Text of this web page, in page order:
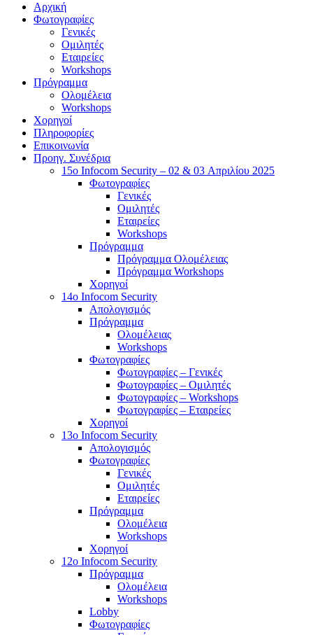
Αρχική
Φωτογραφίες
Γενικές
Ομιλητές
Εταιρείες
Workshops
Πρόγραμμα
Ολομέλεια
Workshops
Χορηγοί
Πληροφορίες
Επικοινωνία
Προηγ. Συνέδρια
15o Infocom Security – 02 & 03 Απριλίου 2025
Φωτογραφίες
Γενικές
Ομιλητές
Εταιρείες
Workshops
Πρόγραμμα
Πρόγραμμα Ολομέλειας
Πρόγραμμα Workshops
Χορηγοί
14o Infocom Security
Απολογισμός
Πρόγραμμα
Ολομέλειας
Workshops
Φωτογραφίες
Φωτογραφίες – Γενικές
Φωτογραφίες – Ομιλητές
Φωτογραφίες – Workshops
Φωτογραφίες – Εταιρείες
Χορηγοί
13o Infocom Security
Απολογισμός
Φωτογραφίες
Γενικές
Ομιλητές
Εταιρείες
Πρόγραμμα
Ολομέλεια
Workshops
Χορηγοί
12o Infocom Security
Πρόγραμμα
Ολομέλεια
Workshops
Lobby
Φωτογραφίες